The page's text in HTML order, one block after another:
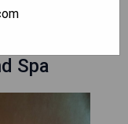
Spa